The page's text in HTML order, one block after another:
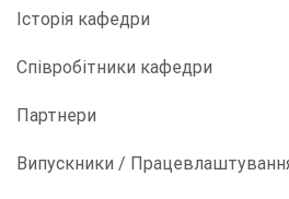
Історія кафедри
Співробітники кафедри
Партнери
Випускники /